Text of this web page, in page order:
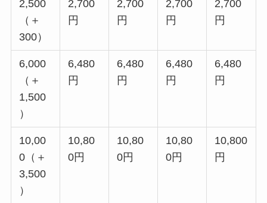
2,500
（＋
300）
2,700
円
2,700
円
2,700
円
2,700
円
6,000
（＋
1,500
）
6,480
円
6,480
円
6,480
円
6,480
円
10,00
0（＋
3,500
）
10,80
0円
10,80
0円
10,80
0円
10,800
円